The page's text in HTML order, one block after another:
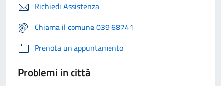
Richiedi Assistenza
Chiama il comune 039 68741
Prenota un appuntamento
Problemi in città